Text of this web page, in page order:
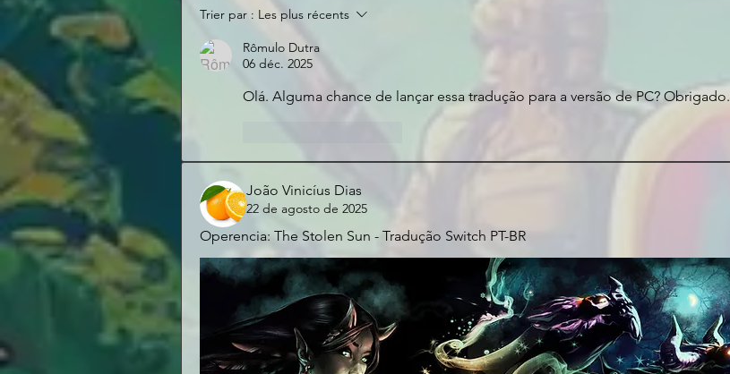
Trier par : Les plus récents
Rômulo Dutra
06 déc. 2025
Olá. Alguma chance de lançar essa tradução para a versão de PC? Obrigado.
João Vinicíus Dias
22 de agosto de 2025
Operencia: The Stolen Sun - Tradução Switch PT-BR